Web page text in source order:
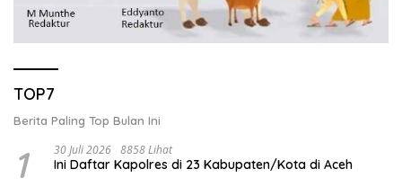
TOP7
Berita Paling Top Bulan Ini
1 30 Juli 2026 8858 Lihat
Ini Daftar Kapolres di 23 Kabupaten/Kota di Aceh